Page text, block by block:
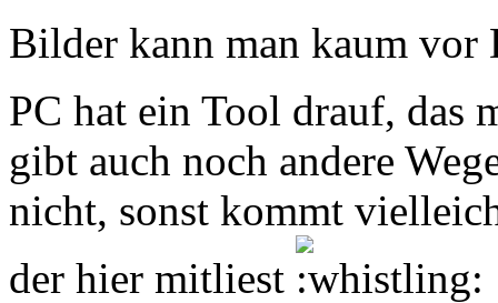
Bilder kann man kaum vor
PC hat ein Tool drauf, das
gibt auch noch andere
nicht, sonst kommt
der hier mitliest